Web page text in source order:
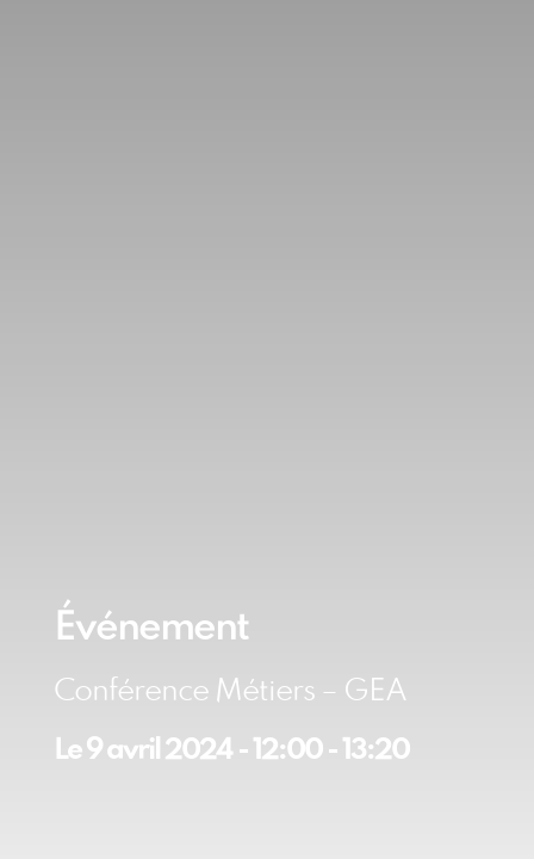
Événement
Conférence Métiers – GEA
Le9 avril 2024 - 12:00- 13:20